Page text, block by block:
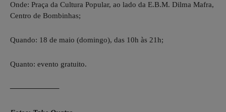
Onde: Praça da Cultura Popular, ao lado da E.B.M. Dilma Mafra,
Centro de Bombinhas;
Quando: 18 de maio (domingo), das 10h às 21h;
Quanto: evento gratuito.
——————–